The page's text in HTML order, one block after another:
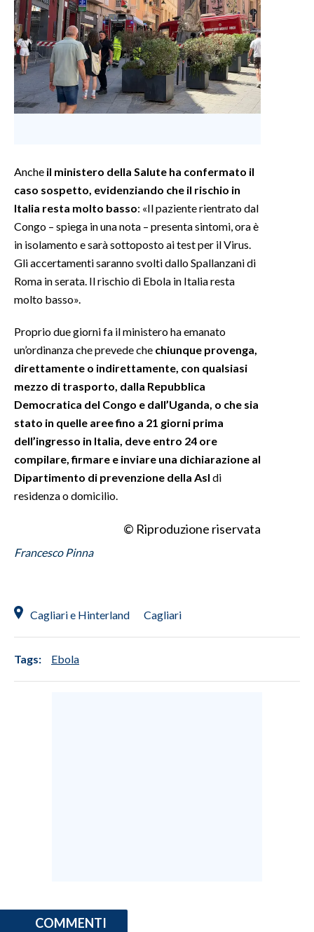
Anche il ministero della Salute ha confermato il
caso sospetto, evidenziando che il rischio in
Italia resta molto basso: «Il paziente rientrato dal
Congo – spiega in una nota – presenta sintomi, ora è
in isolamento e sarà sottoposto ai test per il Virus.
Gli accertamenti saranno svolti dallo Spallanzani di
Roma in serata. Il rischio di Ebola in Italia resta
molto basso».
Proprio due giorni fa il ministero ha emanato
un’ordinanza che prevede che chiunque provenga,
direttamente o indirettamente, con qualsiasi
mezzo di trasporto, dalla Repubblica
Democratica del Congo e dall’Uganda, o che sia
stato in quelle aree fino a 21 giorni prima
dell’ingresso in Italia, deve entro 24 ore
compilare, firmare e inviare una dichiarazione al
Dipartimento di prevenzione della Asl di
residenza o domicilio.
© Riproduzione riservata
Francesco Pinna
Cagliari e Hinterland Cagliari
Tags: Ebola
COMMENTI